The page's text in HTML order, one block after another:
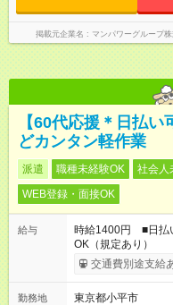
掲載元企業名 マンパワーグループ
【60代応援＊日払
どカンタン軽作業
派遣 職種未経験OK 社会人
WEB登録・面接OK
給与
時給1400円 ■日払
OK（規定あり）
交通費別途支給
勤務地
東京都小平市